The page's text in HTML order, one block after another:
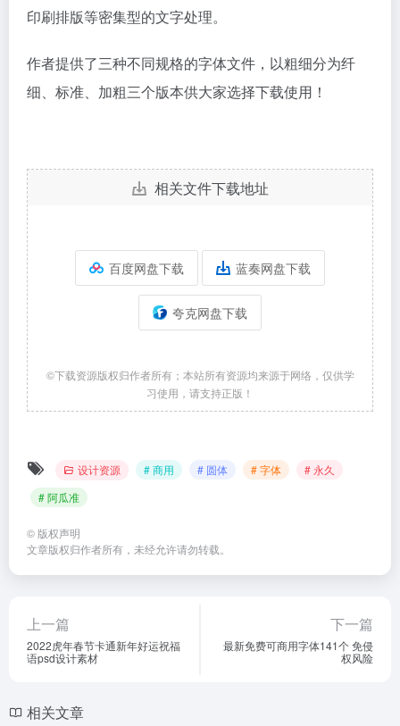
印刷排版等密集型的文字处理。
作者提供了三种不同规格的字体文件，以粗细分为纤
细、标准、加粗三个版本供大家选择下载使用！
相关文件下载地址
百度网盘下载 蓝奏网盘下载
夸克网盘下载
©下载资源版权归作者所有；本站所有资源均来源于网络，仅供学
习使用，请支持正版！
设计资源 # 商用 # 圆体 # 字体
# 永久
# 阿瓜准
© 版权声明
文章版权归作者所有，未经允许请勿转载。
上一篇
2022虎年春节卡通新年好运祝福
语psd设计素材
下一篇
最新免费可商用字体141个 免侵
权风险
相关文章